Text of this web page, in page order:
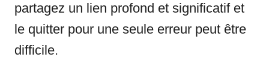
partagez un lien profond et significatif et
le quitter pour une seule erreur peut être
difficile.